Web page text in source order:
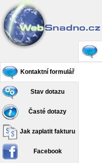
Kontaktní formulář
Stav dotazu
Časté dotazy
Jak zaplatit fakturu
Facebook